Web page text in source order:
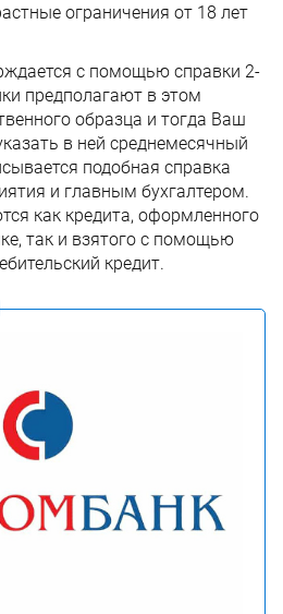
ограничения от 18 лет
с помощью справки 2-
предполагают в этом
образца и тогда Ваш
в ней среднемесячный
подобная справка
и главным бухгалтером.
как кредита, оформленного
так и взятого с помощью
кредит.